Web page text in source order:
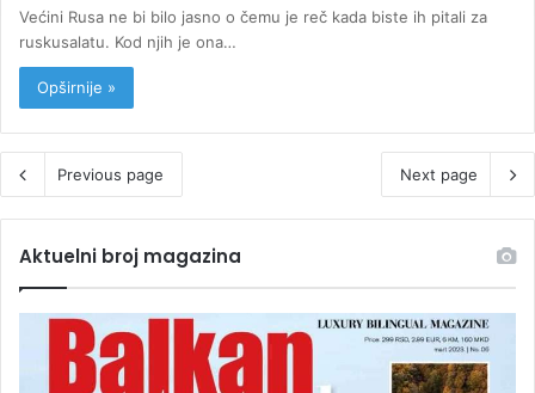
Većini Rusa ne bi bilo jasno o čemu je reč kada biste ih pitali za
ruskusalatu. Kod njih je ona…
Opširnije »
Previous page Next page
Aktuelni broj magazina